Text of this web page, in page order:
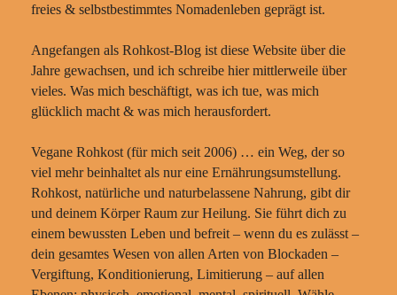
freies & selbstbestimmtes Nomadenleben geprägt ist.
Angefangen als Rohkost-Blog ist diese Website über die
Jahre gewachsen, und ich schreibe hier mittlerweile über
vieles. Was mich beschäftigt, was ich tue, was mich
glücklich macht & was mich herausfordert.
Vegane Rohkost (für mich seit 2006) … ein Weg, der so
viel mehr beinhaltet als nur eine Ernährungsumstellung.
Rohkost, natürliche und naturbelassene Nahrung, gibt dir
und deinem Körper Raum zur Heilung. Sie führt dich zu
einem bewussten Leben und befreit – wenn du es zulässt –
dein gesamtes Wesen von allen Arten von Blockaden –
Vergiftung, Konditionierung, Limitierung – auf allen